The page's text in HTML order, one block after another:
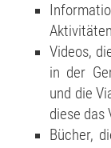
Videos,
in der
und die
diese das
Bücher,